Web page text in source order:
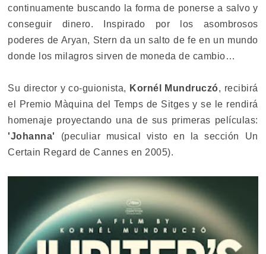
continuamente buscando la forma de ponerse a salvo y
conseguir dinero. Inspirado por los asombrosos
poderes de Aryan, Stern da un salto de fe en un mundo
donde los milagros sirven de moneda de cambio…
Su director y co-guionista, Kornél Mundruczó, recibirá
el Premio Màquina del Temps de Sitges y se le rendirá
homenaje proyectando una de sus primeras películas:
'Johanna'
(peculiar musical visto en la sección Un
Certain Regard de Cannes en 2005).